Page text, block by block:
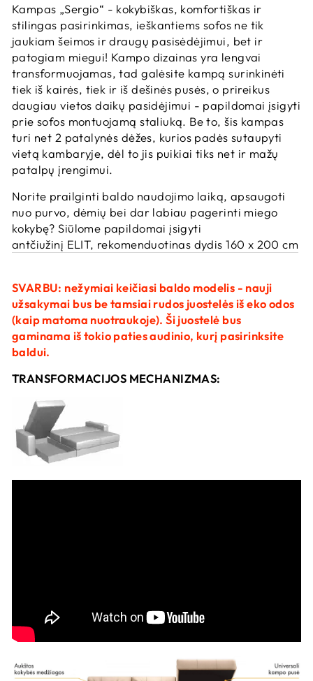
Kampas „Sergio“ - kokybiškas, komfortiškas ir
stilingas pasirinkimas, ieškantiems sofos ne tik
jaukiam šeimos ir draugų pasisėdėjimui, bet ir
patogiam miegui! Kampo dizainas yra lengvai
transformuojamas, tad galėsite kampą surinkinėti
tiek iš kairės, tiek ir iš dešinės pusės, o prireikus
daugiau vietos daikų pasidėjimui - papildomai įsigyti
prie sofos montuojamą staliuką. Be to, šis kampas
turi net 2 patalynės dėžes, kurios padės sutaupyti
vietą kambaryje, dėl to jis puikiai tiks net ir mažų
patalpų įrengimui.
Norite prailginti baldo naudojimo laiką, apsaugoti
nuo purvo, dėmių bei dar labiau pagerinti miego
kokybę? Siūlome papildomai įsigyti
antčiužinį ELIT, rekomenduotinas dydis 160 x 200 cm
SVARBU: nežymiai keičiasi baldo modelis - nauji
užsakymai bus be tamsiai rudos juostelės iš eko odos
(kaip matoma nuotraukoje). Ši juostelė bus
gaminama iš tokio paties audinio, kurį pasirinksite
baldui.
TRANSFORMACIJOS MECHANIZMAS: